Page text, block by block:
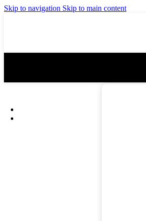
Skip to navigation Skip to main content
iPad mini 3 reparatie